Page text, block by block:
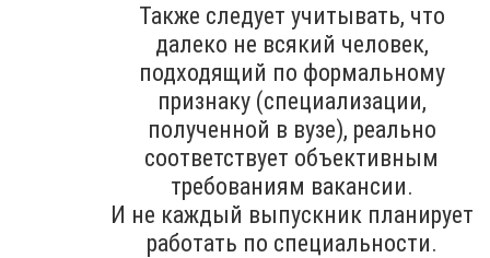
Также следует учитывать, что
далеко не всякий человек,
подходящий по формальному
признаку (специализации,
полученной в вузе), реально
соответствует объективным
требованиям вакансии.
И не каждый выпускник планирует
работать по специальности.